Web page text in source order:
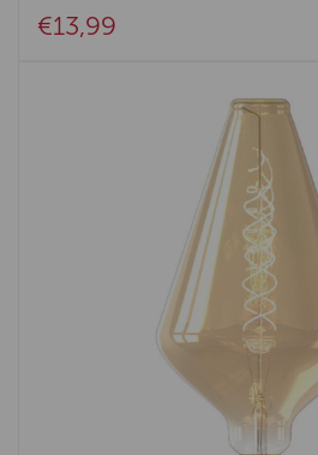
€13,99